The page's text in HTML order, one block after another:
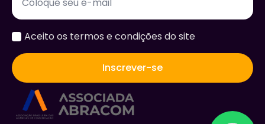
accept
Aceito os termos e condições do site
Inscrever-se